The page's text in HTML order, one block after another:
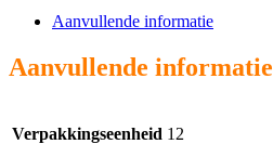
Aanvullende informatie
Aanvullende informatie
Verpakkingseenheid 12